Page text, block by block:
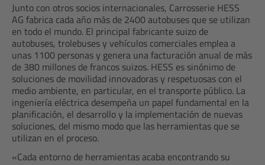
Junto con otros socios internacionales, Carrosserie HESS
AG fabrica cada año más de 2400 autobuses que se utilizan
en todo el mundo. El principal fabricante suizo de
autobuses, trolebuses y vehículos comerciales emplea a
unas 1100 personas y genera una facturación anual de más
de 380 millones de francos suizos. HESS es sinónimo de
soluciones de movilidad innovadoras y respetuosas con el
medio ambiente, en particular, en el transporte público. La
ingeniería eléctrica desempeña un papel fundamental en la
planificación, el desarrollo y la implementación de nuevas
soluciones, del mismo modo que las herramientas que se
utilizan en el proceso.
«Cada entorno de herramientas acaba encontrando su